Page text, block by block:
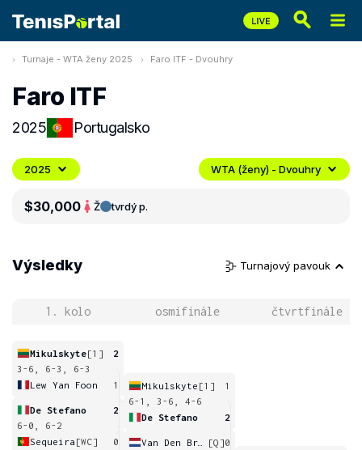
Turnaje - WTA ženy 2025 Faro ITF - Dvouhry
Faro ITF
2025 Portugalsko
2025 WTA (ženy) - Dvouhry
$30,000 Ž tvrdý p.
Výsledky Turnajový pavouk
1. kolo osmifinále čtvrtfinále
Mikulskyte[1]
2
3-6, 6-3, 6-3
Lew Yan Foon
1
De Stefano
2
6-0, 6-2
Sequeira [WC] 0
Mikulskyte [1]
1
6-1, 3-6, 4-6
De Stefano
2
[Q]0